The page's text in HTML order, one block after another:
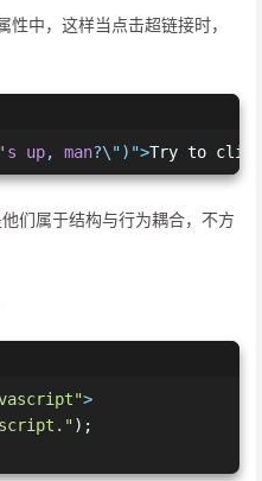
性中，这样当点击超链接时，
' s up, man?\")">Try to click
们属于结构与行为耦合，不方
>
);